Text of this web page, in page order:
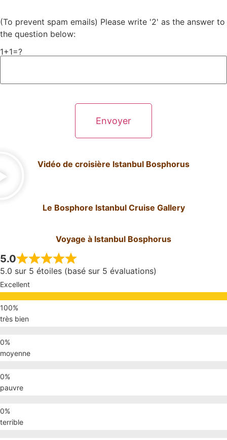
(To prevent spam emails) Please write '2' as the answer to
the question below:
1+1=?
Vidéo de croisière Istanbul Bosphorus
Le Bosphore Istanbul Cruise Gallery
Voyage à Istanbul Bosphorus
5.0
5.0 sur 5 étoiles (basé sur 5 évaluations)
Excellent
très bien
moyenne
pauvre
terrible